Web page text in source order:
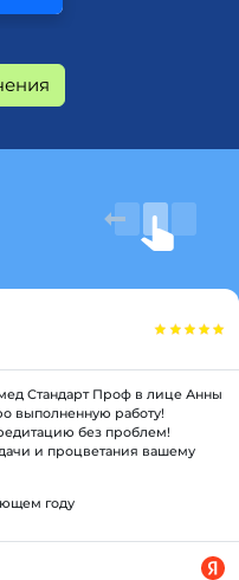
Стандарт Проф в лице Анны
выполненную работу!
без проблем!
и процветания вашему
году